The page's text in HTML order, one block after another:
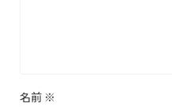
名前 ※